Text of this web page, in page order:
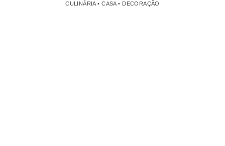
CULINÁRIA • CASA • DECORAÇÃO